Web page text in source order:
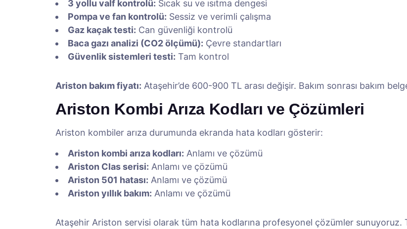
3 yollu valf kontrolü: Sıcak su ve ısıtma dengesi
Pompa ve fan kontrolü: Sessiz ve verimli çalışma
Gaz kaçak testi: Can güvenliği kontrolü
Baca gazı analizi (CO2 ölçümü): Çevre standartları
Güvenlik sistemleri testi: Tam kontrol
Ariston bakım fiyatı: Ataşehir’de 600-900 TL arası değişir. Bakım sonrası bakım
Ariston Kombi Arıza Kodları ve Çözümleri
Ariston kombiler arıza durumunda ekranda hata kodları gösterir:
Ariston kombi arıza kodları: Anlamı ve çözümü
Ariston Clas serisi: Anlamı ve çözümü
Ariston 501 hatası: Anlamı ve çözümü
Ariston yıllık bakım: Anlamı ve çözümü
Ataşehir Ariston servisi olarak tüm hata kodlarına profesyonel çözümler